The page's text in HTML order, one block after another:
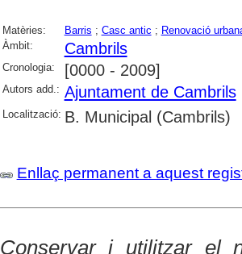
Matèries: Barris ; Casc antic ; Renovació
Àmbit:
Cambrils
Cronologia: [0000 - 2009]
Autors add.: Ajuntament de Cambrils
Localització: B. Municipal (Cambrils)
Enllaç permanent a aquest
Conservar i utilitzar el